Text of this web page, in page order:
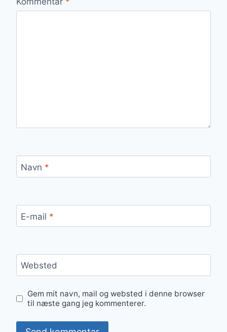
Navn *
E-mail *
Websted
Gem mit navn, mail og websted i denne browser
til næste gang jeg kommenterer.